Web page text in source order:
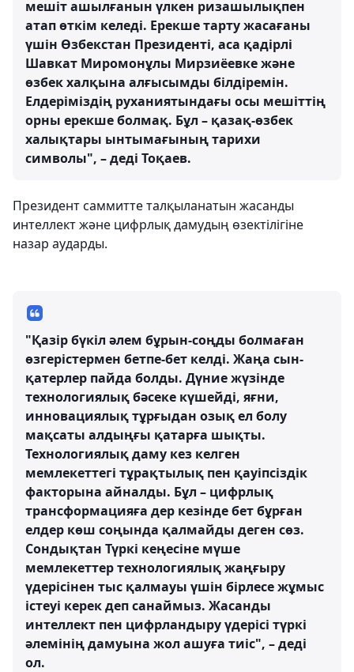
мешіт ашылғанын үлкен ризашылықпен
атап өткім келеді. Ерекше тарту жасағаны
үшін Өзбекстан Президенті, аса қадірлі
Шавкат Миромонұлы Мирзиёевке және
өзбек халқына алғысымды білдіремін.
Елдеріміздің руханиятындағы осы мешіттің
орны ерекше болмақ. Бұл – қазақ-өзбек
халықтары ынтымағының тарихи
символы", – деді Тоқаев.
Президент саммитте талқыланатын жасанды
интеллект және цифрлық дамудың өзектілігіне
назар аударды.
"Қазір бүкіл әлем бұрын-соңды болмаған
өзгерістермен бетпе-бет келді. Жаңа сын-
қатерлер пайда болды. Дүние жүзінде
технологиялық бәсеке күшейді, яғни,
инновациялық тұрғыдан озық ел болу
мақсаты алдыңғы қатарға шықты.
Технологиялық даму кез келген
мемлекеттегі тұрақтылық пен қауіпсіздік
факторына айналды. Бұл – цифрлық
трансформацияға дер кезінде бет бұрған
елдер көш соңында қалмайды деген сөз.
Сондықтан Түркі кеңесіне мүше
мемлекеттер технологиялық жаңғыру
үдерісінен тыс қалмауы үшін бірлесе жұмыс
істеуі керек деп санаймыз. Жасанды
интеллект пен цифрландыру үдерісі түркі
әлемінің дамуына жол ашуға тиіс", – деді
ол.